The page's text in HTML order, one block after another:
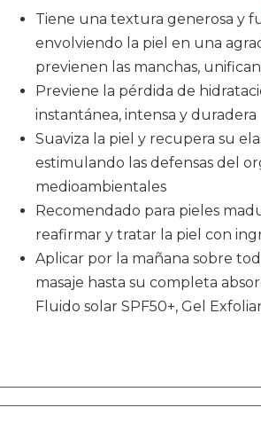
Tiene una textura generosa y
envolviendo la piel en una
previenen las manchas,
Previene la pérdida de
instantánea, intensa y duradera
Suaviza la piel y recupera su
estimulando las defensas del
medioambientales
Recomendado para pieles
reafirmar y tratar la piel con
Aplicar por la mañana sobre
masaje hasta su completa
Fluido solar SPF50+, Gel